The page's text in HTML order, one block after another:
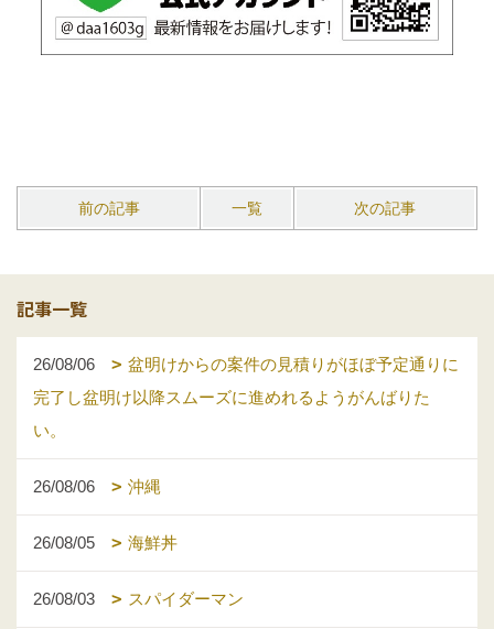
前の記事 一覧 次の記事
記事一覧
26/08/06
盆明けからの案件の見積りがほぼ予定通りに
完了し盆明け以降スムーズに進めれるようがんばりた
い。
26/08/06 沖縄
26/08/05 海鮮丼
26/08/03 スパイダーマン